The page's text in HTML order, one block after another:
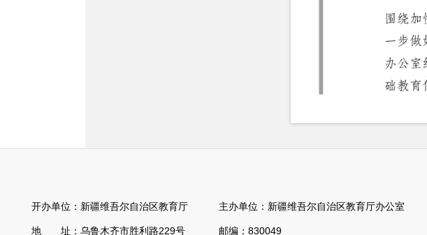
开办单位：新疆维吾尔自治区教育厅 主办单位：新疆维吾尔自治区教育厅办公室 承
地 址：乌鲁木齐市胜利路229号 邮编：830049